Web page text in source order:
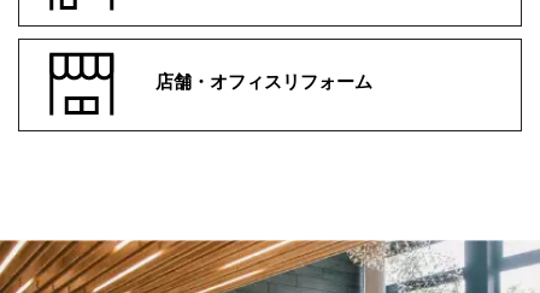
店舗・オフィスリフォーム